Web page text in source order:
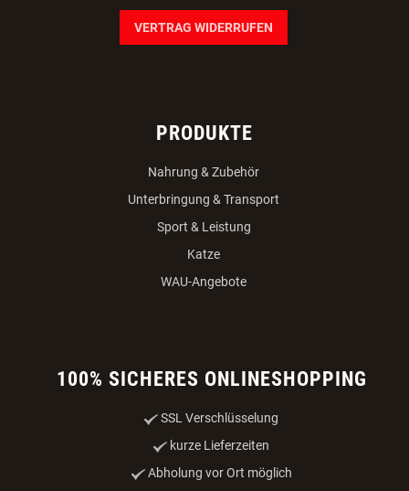
VERTRAG WIDERRUFEN
PRODUKTE
Nahrung & Zubehör
Unterbringung & Transport
Sport & Leistung
Katze
WAU-Angebote
100% SICHERES ONLINESHOPPING
SSL Verschlüsselung
kurze Lieferzeiten
Abholung vor Ort möglich